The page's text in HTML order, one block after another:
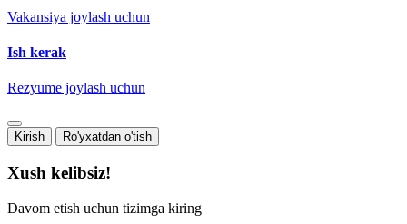
Vakansiya joylash uchun
Ish kerak
Rezyume joylash uchun
Kirish Ro'yxatdan o'tish
Xush kelibsiz!
Davom etish uchun tizimga kiring